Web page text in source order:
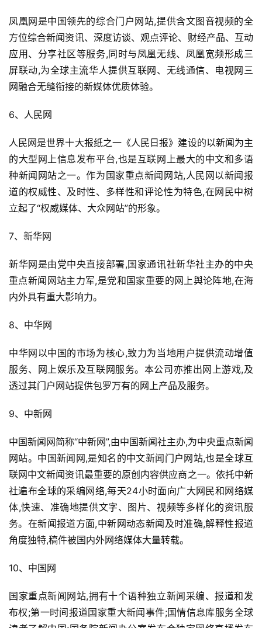
凤凰网是中国领先的综合门户网站,提供含文图音视频的全
方位综合新闻资讯、深度访谈、观点评论、财经产品、互动
应用、分享社区等服务,同时与凤凰无线、凤凰宽频形成三
屏联动,为全球主流华人提供互联网、无线通信、电视网三
网融合无缝衔接的新媒体优质体验。
6、人民网
人民网是世界十大报纸之一《人民日报》建设的以新闻为主
的大型网上信息发布平台,也是互联网上最大的中文和多语
种新闻网站之一。作为国家重点新闻网站,人民网以新闻报
道的权威性、及时性、多样性和评论性为特色,在网民中树
立起了“权威媒体、大众网站”的形象。
7、新华网
新华网是由党中央直接部署,国家通讯社新华社主办的中央
重点新闻网站主力军,是党和国家重要的网上舆论阵地,在海
内外具有重大影响力。
8、中华网
中华网以中国的市场为核心,致力为当地用户提供流动增值
服务、网上娱乐及互联网服务。本公司亦推出网上游戏,及
透过其门户网站提供包罗万有的网上产品及服务。
9、中新网
中国新闻网简称“中新网”,由中国新闻社主办,为中央重点新闻
网站。中国新闻网,是知名的中文新闻门户网站,也是全球互
联网中文新闻资讯最重要的原创内容供应商之一。依托中新
社遍布全球的采编网络,每天24小时面向广大网民和网络媒
体,快速、准确地提供文字、图片、视频等多样化的资讯服
务。在新闻报道方面,中新网动态新闻及时准确,解释性报道
角度独特,稿件被国内外网络媒体大量转载。
10、中国网
国家重点新闻网站,拥有十个语种独立新闻采编、报道和发
布权;第一时间报道国家重大新闻事件;国情信息库服务全球